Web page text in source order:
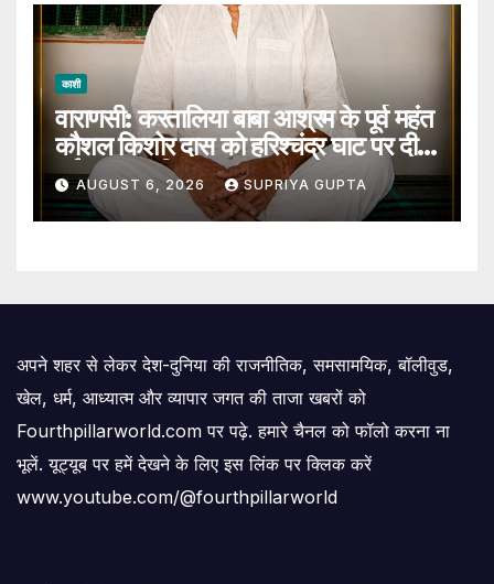
काशी
वाराणसी: करतालिया बाबा आश्रम के पूर्व महंत
कौशल किशोर दास को हरिश्चंद्र घाट पर दी
गई जल समाधि
AUGUST 6, 2026 SUPRIYA GUPTA
अपने शहर से लेकर देश-दुनिया की राजनीतिक, समसामयिक, बॉलीवुड,
खेल, धर्म, आध्यात्म और व्यापार जगत की ताजा खबरों को
Fourthpillarworld.com पर पढ़े. हमारे चैनल को फॉलो करना ना
भूलें. यूट्यूब पर हमें देखने के लिए इस लिंक पर क्लिक करें
www.youtube.com/@fourthpillarworld